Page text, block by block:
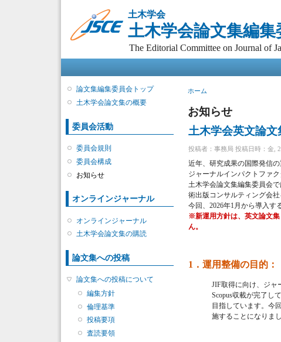
土木学会
土木学会論文集編集
The Editorial Committee on Journal of
論文集編集委員会トップ
土木学会論文集の概要
委員会活動
委員会規則
委員会構成
お知らせ
オンラインジャーナル
オンラインジャーナル
土木学会論文集の購読
論文集への投稿
論文集への投稿について
編集方針
倫理基準
投稿要項
査読要領
現在地
ホーム
お知らせ
土木学会英文論
投稿者： 事務局 投稿日時：金,
近年、研究成果の国際発信
ジャーナルインパクトファク
土木学会論文集編集委員会
術出版コンサルティング会
今回、2026年1月から導入す
※新運用方針は、英文論文
ん。
1．運用整備の目的：
JIF取得に向け、ジャ
Scopus収載が完了し
目指しています。今
施することになりまし